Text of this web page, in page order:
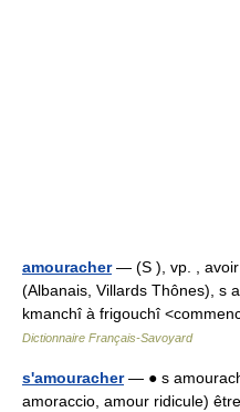
amouracher— (S ), vp. , avoir
(Albanais, Villards Thônes), s
kmanchî à frigouchî
Dictionnaire Français-Savoyard
s'amouracher— ● s
amoraccio, amour ridicule)